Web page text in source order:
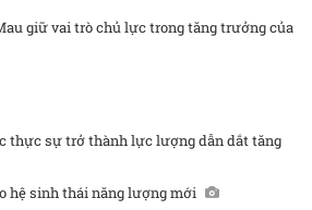
giữ vai trò chủ lực trong tăng trưởng của
thực sự trở thành lực lượng dẫn dắt tăng
hệ sinh thái năng lượng mới